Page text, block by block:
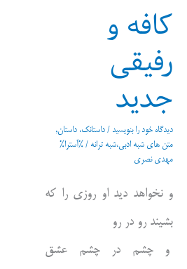
کافه و
رفیقی
جدید
دیدگاه‌ خود را بنویسید / داستانک، داستان,
متن های شبه ادبی،شبه ترانه / %آسترا%
مهدی نصری
و نخواهد دید او روزی را که
بشیند رو در رو
و چشم در چشم عشق